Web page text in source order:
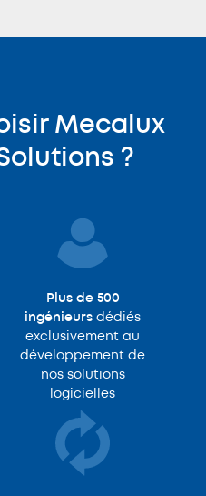
Mecalux
?
Plus de 500
ingénieurs dédiés
exclusivement au
développement de
nos solutions
logicielles